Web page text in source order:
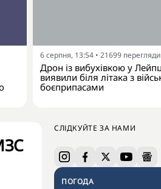
6 серпня, 13:54 • 21699 перегляди
Дрон із вибухівкою у
виявили біля літака з
боєприпасами
СЛІДКУЙТЕ ЗА НАМИ
ПОГОДА